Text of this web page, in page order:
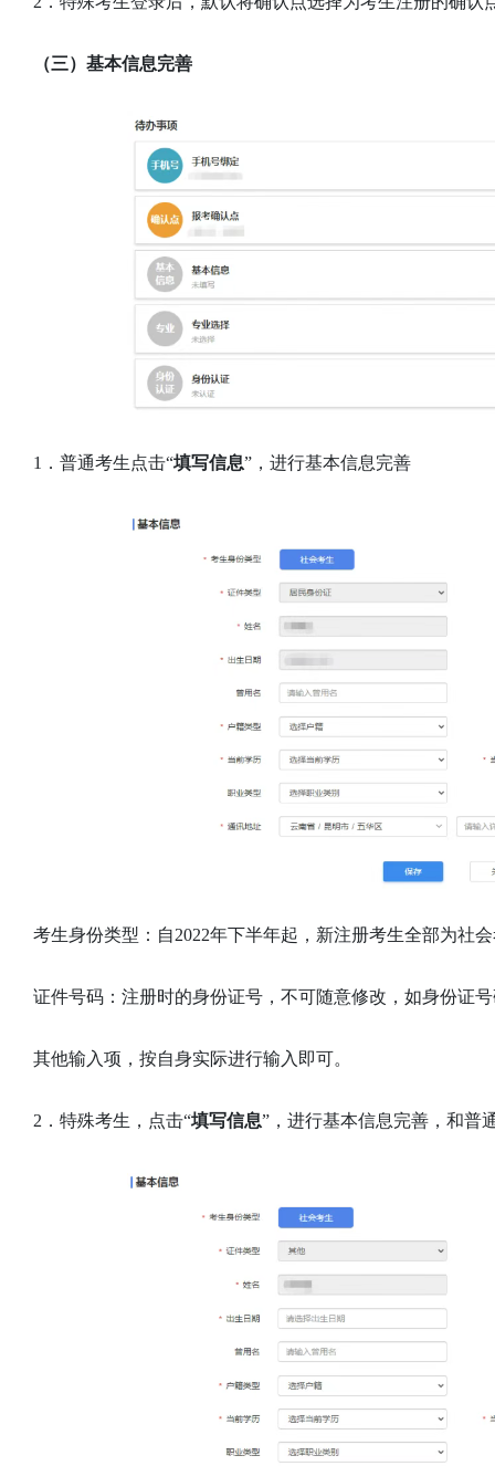
（三）基本信息完善
1．普通考生点击“填写信息”，进行基本信息完善
考生身份类型：自2022年下半年起，新注册考生全部为社
证件号码：注册时的身份证号，不可随意修改，如身份证
其他输入项，按自身实际进行输入即可。
2．特殊考生，点击“填写信息”，进行基本信息完善，和普